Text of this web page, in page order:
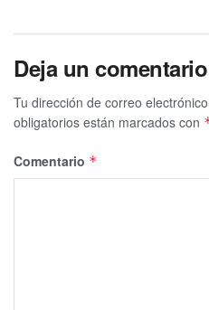
Deja un comentario
Tu dirección de correo
obligatorios están marcados con
Comentario *